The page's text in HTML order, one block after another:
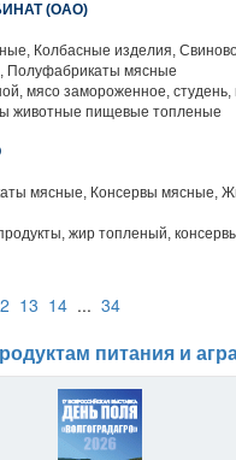
(ОАО)
Колбасные изделия,
Полуфабрикаты мясные
мясо замороженное, студень,
животные пищевые топленые
мясные, Консервы мясные,
жир топленый,
13 14 ... 34
питания и